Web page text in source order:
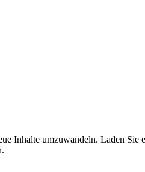
Inhalte umzuwandeln. Laden